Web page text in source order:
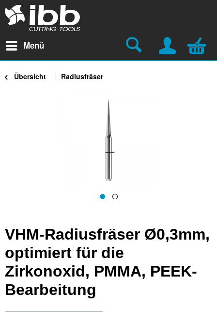
Menü
Übersicht Radiusfräser
VHM-Radiusfräser Ø0,3mm,
optimiert für die
Zirkonoxid, PMMA, PEEK-
Bearbeitung